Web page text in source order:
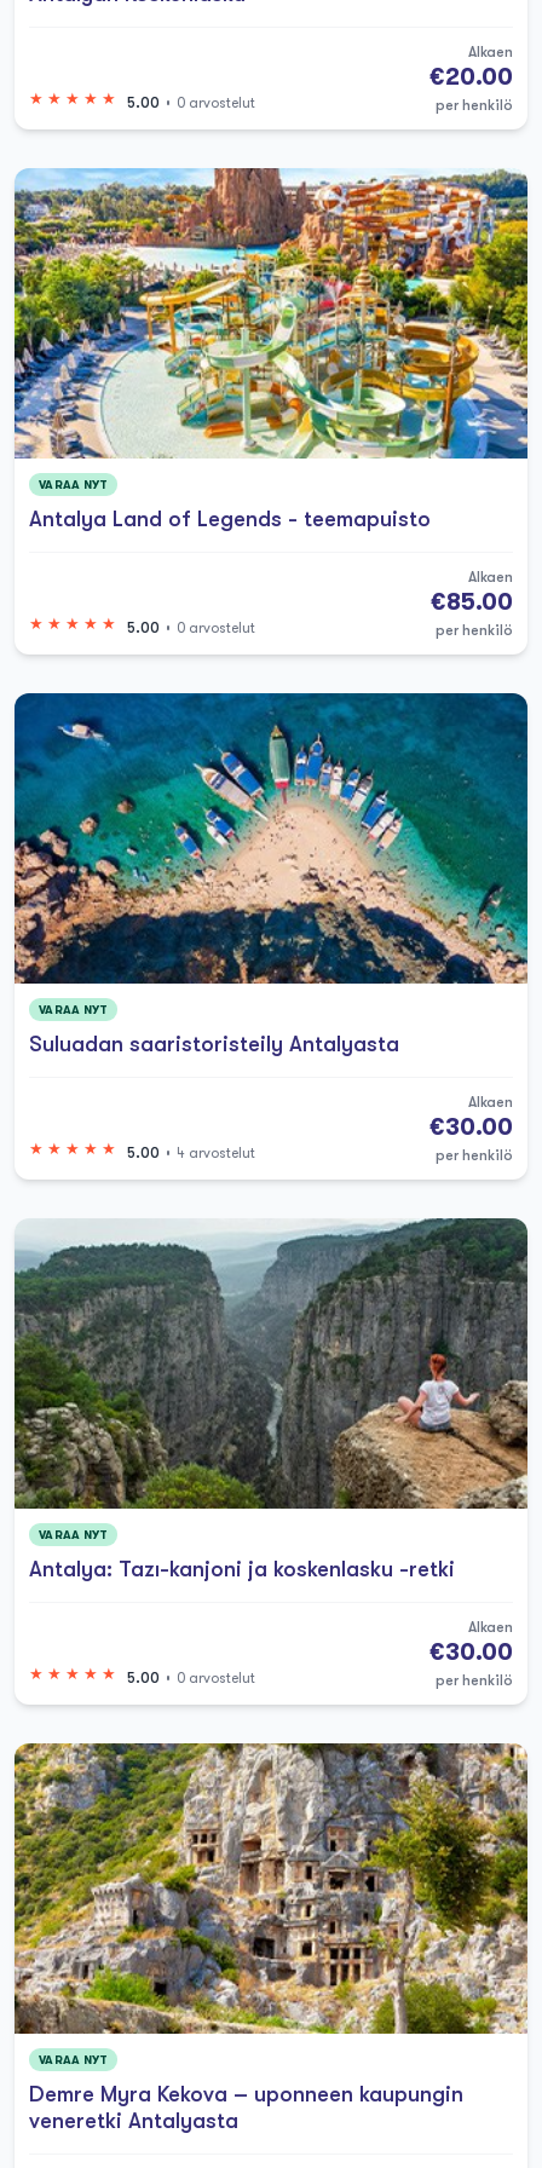
veneretkiä viime kesän oleskeluni aikana,
Antalyan veneretkelle paetaksesi kaupungin
perheille - katselimme delfiinejä, jotka
leikkivät vanavedessämme, samalla kun
miehistö valmisti suussa sulavan
grillilounaaan suoraan kannella. Olipa
kyseessä luksus Antalyan purjehdusretki
yksityisellä palvelulla tai haluatko liittyä
uskomattoman hauskaan
Merirosvoveneretkeen, jossa miehistö
pukeutuu (täydellinen lasten
viihdyttämiseen), Antalyan veneretken hinta
Vihreän Kanjonin risteily - ehdoton pakko!
Vesi on epätodellisen smaragdinvihreä
Hanki yksityinen veneretki, jos voit jakaa
kustannukset ystävien kanssa - paljon
parempi kuin ruuhkaiset retket
Suluada-saari on uskomat
5.00 0 arvostelut
Alkaen
€20.00
per henkilö
VARAA NYT
Antalya Land of Legends - teemapuisto
5.00 0 arvostelut
Alkaen
€85.00
per henkilö
VARAA NYT
Suluadan saaristoristeily Antalyasta
5.00 4 arvostelut
Alkaen
€30.00
per henkilö
VARAA NYT
Antalya: Tazı-kanjoni ja koskenlasku -retki
5.00 0 arvostelut
Alkaen
€30.00
per henkilö
VARAA NYT
Demre Myra Kekova – uponneen kaupungin
veneretki Antalyasta